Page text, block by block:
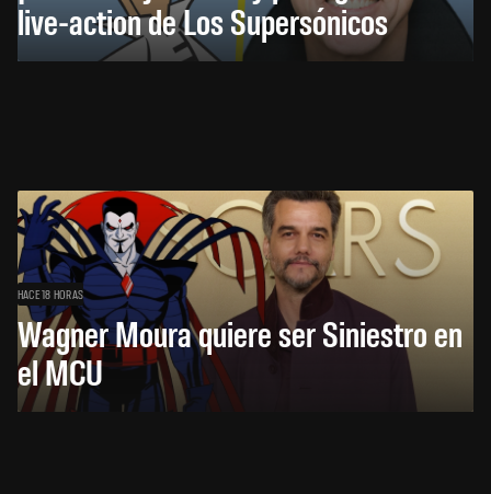
live-action de Los Supersónicos
HACE 18 HORAS
Wagner Moura quiere ser Siniestro en
el MCU